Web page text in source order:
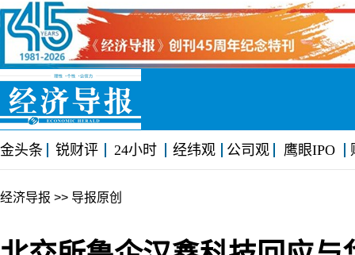
金头条 锐财评 24小时 经纬观 公司观 鹰眼IPO
经济导报 >> 导报原创